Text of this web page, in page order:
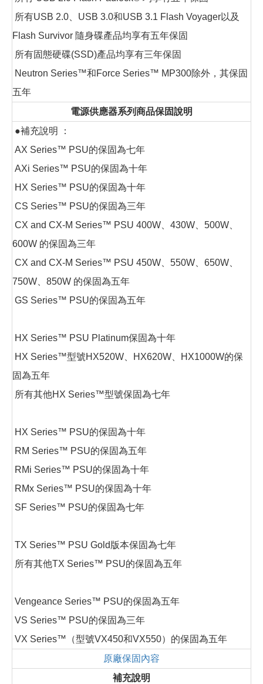
所有USB 2.0、USB 3.0和USB 3.1 Flash Voyager以及
Flash Survivor 隨身碟產品均享有五年保固
所有固態硬碟(SSD)產品均享有三年保固
Neutron Series™和Force Series™ MP300除外，其保固
五年
電源供應器系列商品保固說明
●補充說明 ：
AX Series™ PSU的保固為七年
AXi Series™ PSU的保固為十年
HX Series™ PSU的保固為十年
CS Series™ PSU的保固為三年
CX and CX-M Series™ PSU 400W、430W、500W、
600W 的保固為三年
CX and CX-M Series™ PSU 450W、550W、650W、
750W、850W 的保固為五年
GS Series™ PSU的保固為五年
HX Series™ PSU Platinum保固為十年
HX Series™型號HX520W、HX620W、HX1000W的保
固為五年
所有其他HX Series™型號保固為七年
HX Series™ PSU的保固為十年
RM Series™ PSU的保固為五年
RMi Series™ PSU的保固為十年
RMx Series™ PSU的保固為十年
SF Series™ PSU的保固為七年
TX Series™ PSU Gold版本保固為七年
所有其他TX Series™ PSU的保固為五年
Vengeance Series™ PSU的保固為五年
VS Series™ PSU的保固為三年
VX Series™（型號VX450和VX550）的保固為五年
原廠保固內容
補充說明